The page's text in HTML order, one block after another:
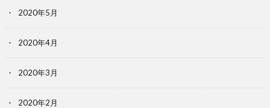
2020年5月
2020年4月
2020年3月
2020年2月